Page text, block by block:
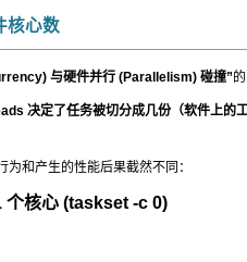
核心数
与硬件并行 (Parallelism) 碰撞”
决定了任务被切分成几份（软件上的
和产生的性能后果截然不同：
个核心 (taskset -c 0)